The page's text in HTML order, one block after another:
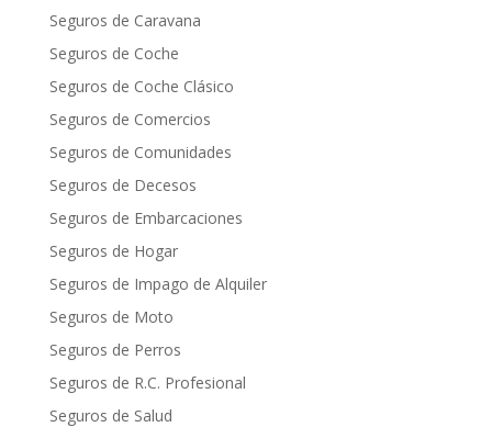
Seguros de Caravana
Seguros de Coche
Seguros de Coche Clásico
Seguros de Comercios
Seguros de Comunidades
Seguros de Decesos
Seguros de Embarcaciones
Seguros de Hogar
Seguros de Impago de Alquiler
Seguros de Moto
Seguros de Perros
Seguros de R.C. Profesional
Seguros de Salud